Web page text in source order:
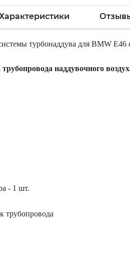
турбонаддува для BMW E46
трубопровода наддувочного
- 1 шт.
трубопровода